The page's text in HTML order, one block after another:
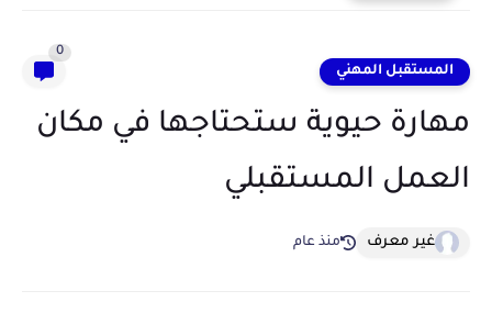
المستقبل المهني
0
مهارة حيوية ستحتاجها في مكان
العمل المستقبلي
غير معرف منذ عام